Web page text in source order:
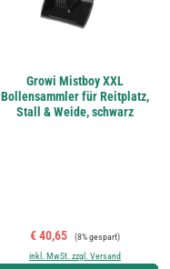
Growi Mistboy XXL
Bollensammler für Reitplatz,
Stall & Weide, schwarz
Verkaufspreis:
€ 40,65 Regulärer Preis:
(8% gespart)
inkl. MwSt. zzgl. Versand